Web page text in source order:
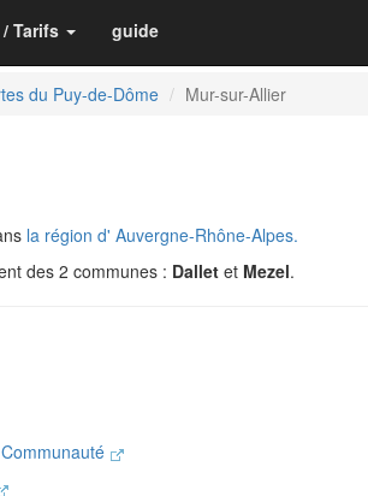
Tarifs guide
du Puy-de-Dôme Mur-sur-Allier
la région d' Auvergne-Rhône-Alpes.
des 2 communes : Dallet et Mezel.